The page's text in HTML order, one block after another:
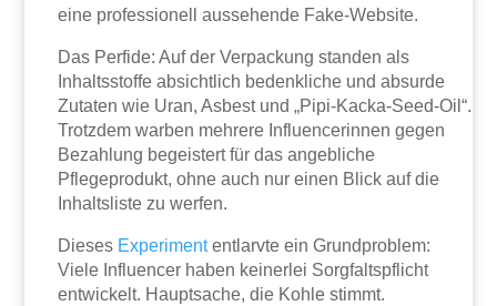
eine professionell aussehende Fake-Website.
Das Perfide: Auf der Verpackung standen als
Inhaltsstoffe absichtlich bedenkliche und absurde
Zutaten wie Uran, Asbest und „Pipi-Kacka-Seed-Oil“.
Trotzdem warben mehrere Influencerinnen gegen
Bezahlung begeistert für das angebliche
Pflegeprodukt, ohne auch nur einen Blick auf die
Inhaltsliste zu werfen.
Dieses Experimententlarvte ein Grundproblem:
Viele Influencer haben keinerlei Sorgfaltspflicht
entwickelt. Hauptsache, die Kohle stimmt.